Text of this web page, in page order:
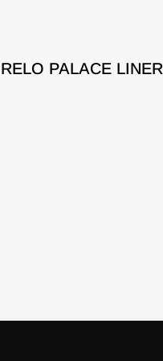
PALACE LINER